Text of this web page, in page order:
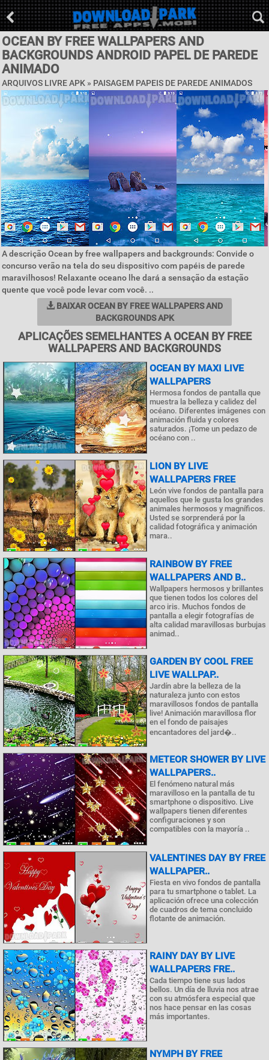
OCEAN BY FREE WALLPAPERS AND
BACKGROUNDS ANDROID PAPEL DE PAREDE
ANIMADO
ARQUIVOS LIVRE APK » PAISAGEM PAPEIS DE PAREDE ANIMADOS
A descrição Ocean by free wallpapers and backgrounds: Convide o
concurso verão na tela do seu dispositivo com papéis de parede
maravilhosos! Relaxante oceano lhe dará a sensação da estação
quente que você pode levar com você. ..
BAIXAR OCEAN BY FREE WALLPAPERS AND
BACKGROUNDS APK
APLICAÇÕES SEMELHANTES A OCEAN BY FREE
WALLPAPERS AND BACKGROUNDS
OCEAN BY MAXI LIVE
WALLPAPERS
Hermosa fondos de pantalla que
muestra la belleza y calidez del
océano. Diferentes imágenes con
animación fluida y colores
saturados. ¡Tome un pedazo de
océano con ..
LION BY LIVE
WALLPAPERS FREE
León vive fondos de pantalla para
aquellos que le gusta los grandes
animales hermosos y magníficos.
Usted se sorprenderá por la
calidad fotográfica y animación
mara..
RAINBOW BY FREE
WALLPAPERS AND B..
Wallpapers hermosos y brillantes
que tienen todos los colores del
arco iris. Muchos fondos de
pantalla a elegir fotografías de
alta calidad maravillosas burbujas
animad..
GARDEN BY COOL FREE
LIVE WALLPAP..
Jardín abre la belleza de la
naturaleza junto con estos
maravillosos fondos de pantalla
live! Animación maravillosa flor
en el fondo de paisajes
encantadores del jard�..
METEOR SHOWER BY LIVE
WALLPAPERS..
El fenómeno natural más
maravilloso en la pantalla de tu
smartphone o dispositivo. Live
wallpapers tienen diferentes
configuraciones y son
compatibles con la mayoría ..
VALENTINES DAY BY FREE
WALLPAPER..
Fiesta en vivo fondos de pantalla
para tu smartphone o tablet. La
aplicación ofrece una colección
de cuadros de tema concluido
flotante de animación.
RAINY DAY BY LIVE
WALLPAPERS FRE..
Cada tiempo tiene sus lados
bellos. Un día de lluvia nos atrae
con su atmósfera especial que
nos hace pensar en las cosas
más importantes.
NYMPH BY FREE